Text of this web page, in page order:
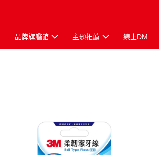
品牌旗艦館 主題推薦 線上DM